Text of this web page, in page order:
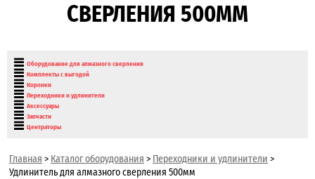
СВЕРЛЕНИЯ 500ММ
Оборудование для алмазного сверления
Комплекты с выгодой
Коронки
Переходники и удлинители
Аксессуары
Запчасти
Центраторы
Главная > Каталог оборудования > Переходники и удлинители >
Удлинитель для алмазного сверления 500мм